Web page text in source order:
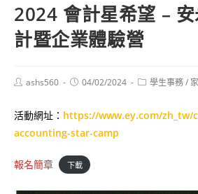
2024 會計星希望 –
計暨企業體驗營
Postashs560
Post04/02/2024
Post學生事務/
活動網址： https://www.ey.com/zh_tw/
accounting-star-camp
報名簡章 下載